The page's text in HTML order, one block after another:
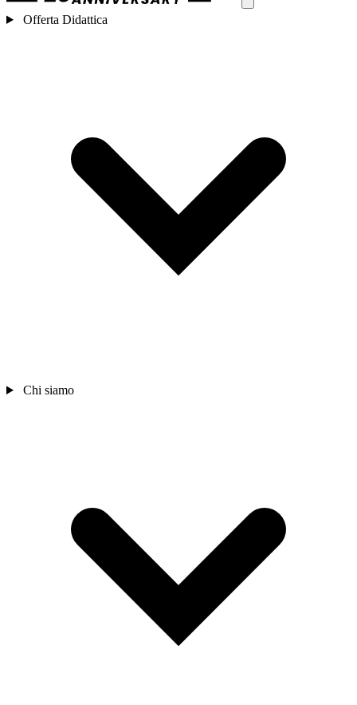
Offerta Didattica
Chi siamo